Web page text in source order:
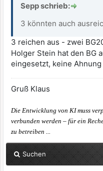
Sepp schrieb:
3 könnten auch
3 reichen aus - zwei
Holger Stein hat den BG
eingesetzt, keine Ahnung
Gruß Klaus
Die Entwicklung von KI muss
verbunden werden – für ein
zu betreiben ...
Suchen